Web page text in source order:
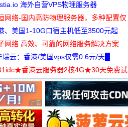
海外自营VPS物理服务器
网络-国内高防物理服务器，多种配置仅
/月起
、美国1-10G口宿主机低至3500元起
网络 高效、可靠的网络服务解决方案
瑞云：香港/美国vps仅需0.6元/天█
香港云服务器2核4G★30天免费试
广告 商业广告，理性选择